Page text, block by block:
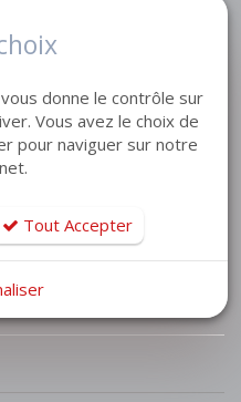
donne le contrôle sur
Vous avez le choix de
pour naviguer sur notre
Tout Accepter